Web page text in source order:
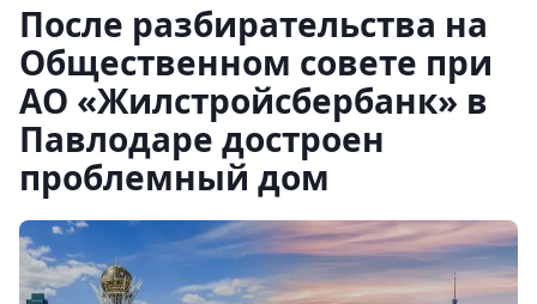
После разбирательства на
Общественном совете при
АО «Жилстройсбербанк» в
Павлодаре достроен
проблемный дом